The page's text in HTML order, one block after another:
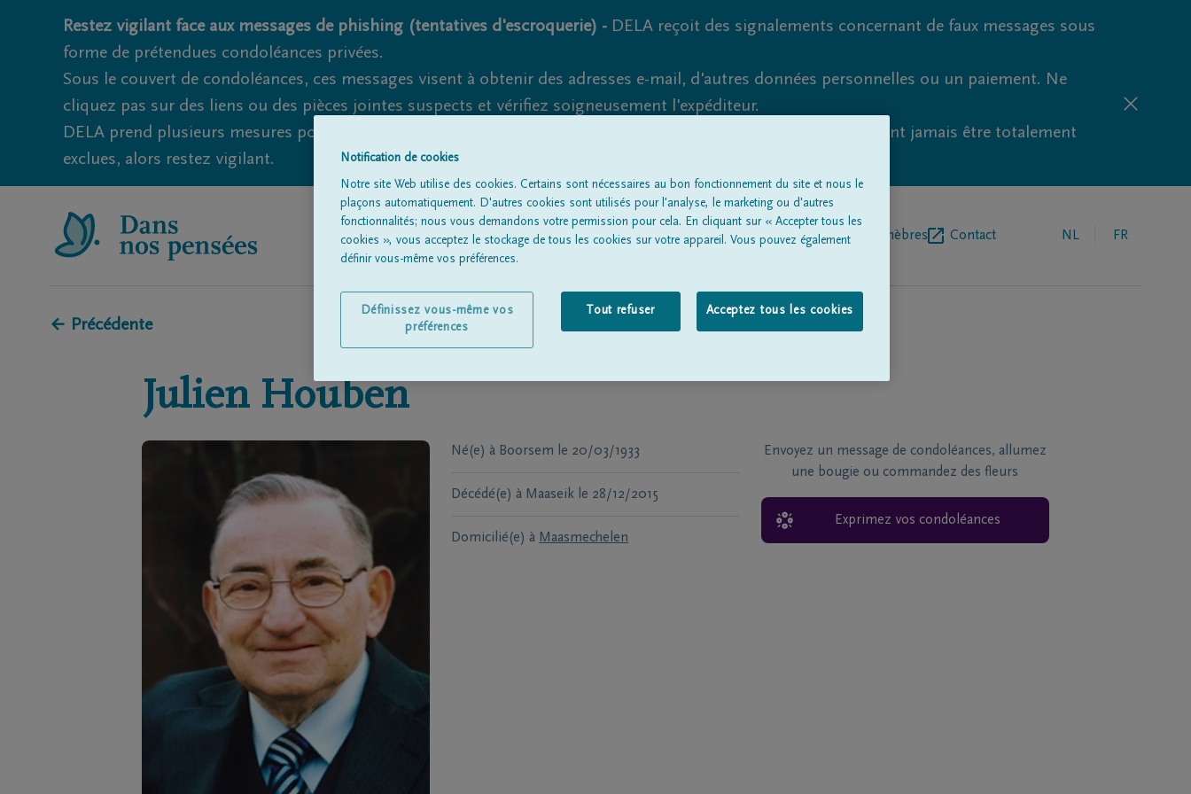
Restez vigilant face aux messages de phishing (tentatives d'escroquerie) - DELA reçoit des signalements concernant de faux messages sous
forme de prétendues condoléances privées.
Sous le couvert de condoléances, ces messages visent à obtenir des adresses e-mail, d'autres données personnelles ou un paiement. Ne
cliquez pas sur des liens ou des pièces jointes suspects et vérifiez soigneusement l'expéditeur.
DELA prend plusieurs mesures pour éviter cela. Cependant, les tentatives d'hameçonnage et de fraude ne peuvent jamais être totalement
exclues, alors restez vigilant.
Tous les avis de décèsÀ propos de nousEntrepreneur de pompes funèbres Contact NL FR
← Précédente
Julien Houben
Né(e) à Boorsem le 20/03/1933
Décédé(e) à Maaseik le 28/12/2015
Domicilié(e) à Maasmechelen
Envoyez un message de condoléances, allumez
une bougie ou commandez des fleurs
Exprimez vos condoléances
Notification de cookies
Notre site Web utilise des cookies. Certains sont nécessaires au bon fonctionnement du site et nous le
plaçons automatiquement. D'autres cookies sont utilisés pour l'analyse, le marketing ou d'autres
fonctionnalités; nous vous demandons votre permission pour cela. En cliquant sur « Accepter tous les
cookies », vous acceptez le stockage de tous les cookies sur votre appareil. Vous pouvez également
définir vous-même vos préférences.
Tout refuser Acceptez tous les cookies
Définissez vous-même vos
préférences